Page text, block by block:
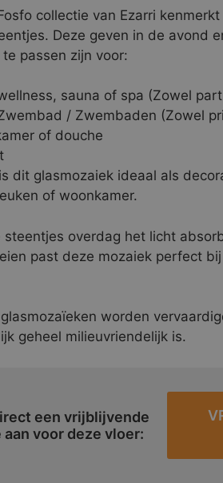
collectie van Ezarri
Deze geven in de avond
passen zijn voor:
sauna of spa (Zowel
/ Zwembaden (Zowel
of douche
dit glasmozaiek ideaal als
of woonkamer.
steentjes overdag het licht
past deze mozaiek perfect
worden
geheel milieuvriendelijk is.
een vrijblijvende
voor deze vloer: